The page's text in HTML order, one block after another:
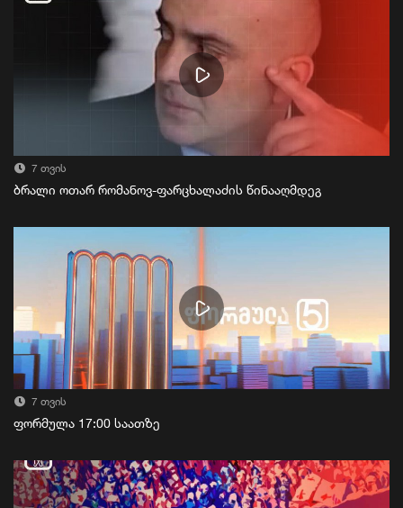
7 თვის
ბრალი ოთარ რომანოვ-ფარცხალაძის წინააღმდეგ
7 თვის
ფორმულა 17:00 საათზე